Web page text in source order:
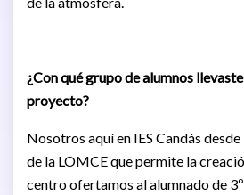
¿Con qué grupo de alumnos
proyecto?
Nosotros aquí en IES Candás
de la LOMCE que permite la
centro ofertamos al alumnado de